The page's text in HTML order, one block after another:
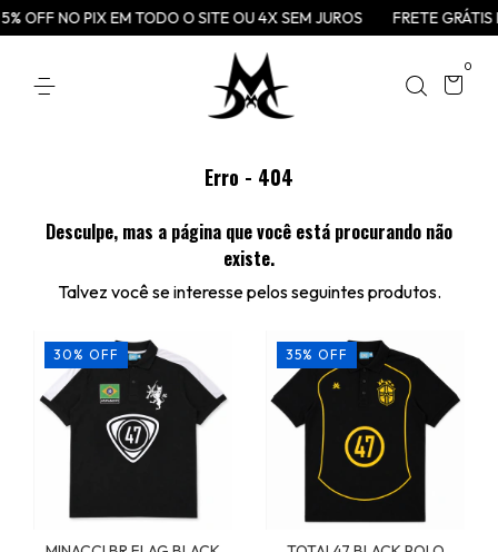
OFF NO PIX EM TODO O SITE OU 4X SEM JUROS FRETE
0
Erro - 404
Desculpe, mas a página que você está procurando não
existe.
Talvez você se interesse pelos seguintes produtos.
30 % OFF 35% OFF